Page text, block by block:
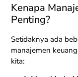
Kenapa
Penting?
Setidaknya ada
manajemen
kita: